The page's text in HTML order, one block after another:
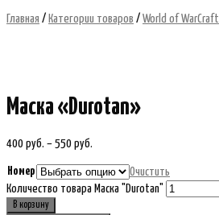
Главная / Категории товаров / World of WarCraft
Маска «Durotan»
400 руб. – 550 руб.
Номер
Очистить
Количество товара Маска "Durotan"
В корзину